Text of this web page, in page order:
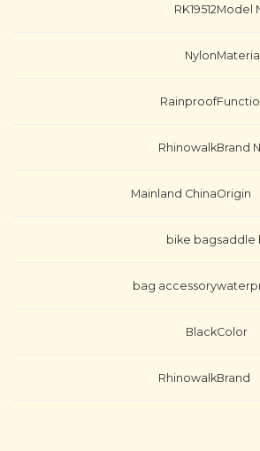
Model
RK19512
Material
Nylon
Rainproof
Brand
Rhinowalk
Origin
Mainland China
saddle
bike bag
bag accessory
Color
Black
Brand
Rhinowalk